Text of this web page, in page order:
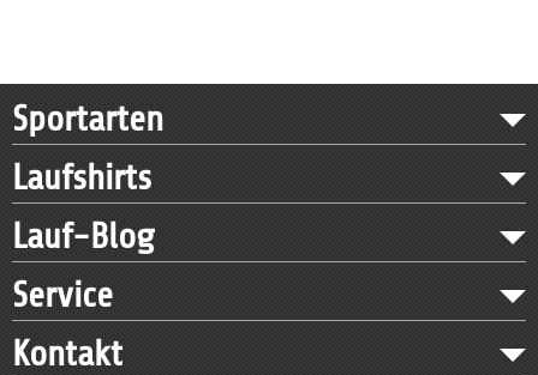
Sportarten
Laufshirts
Lauf-Blog
Service
Kontakt